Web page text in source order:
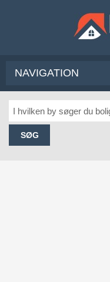
NAVIGATION
SØG